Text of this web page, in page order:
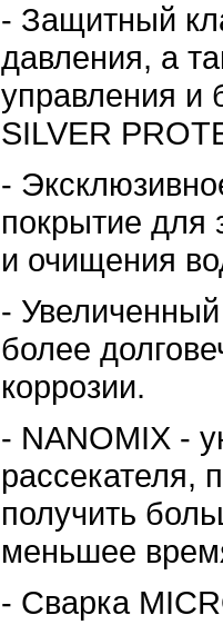
- Защитный
давления, а
управления и
SILVER
-
покрытие для
и очищения
-
более
коррозии.
- NANOMIX -
рассекателя,
получить
меньшее
- Сварка